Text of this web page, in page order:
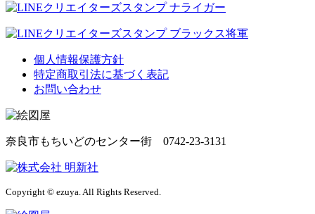
個人情報保護方針
特定商取引法に基づく表記
お問い合わせ
奈良市もちいどのセンター街 0742-23-3131
Copyright © ezuya. All Rights Reserved.